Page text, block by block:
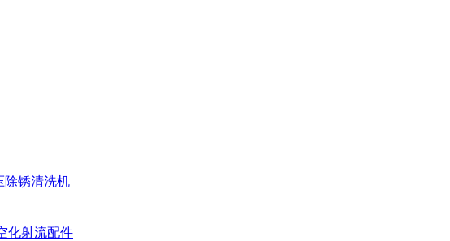
除锈清洗机
化射流配件